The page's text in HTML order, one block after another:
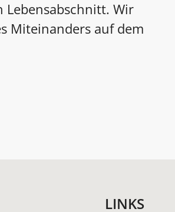
Wir
Miteinanders auf dem
LINKS